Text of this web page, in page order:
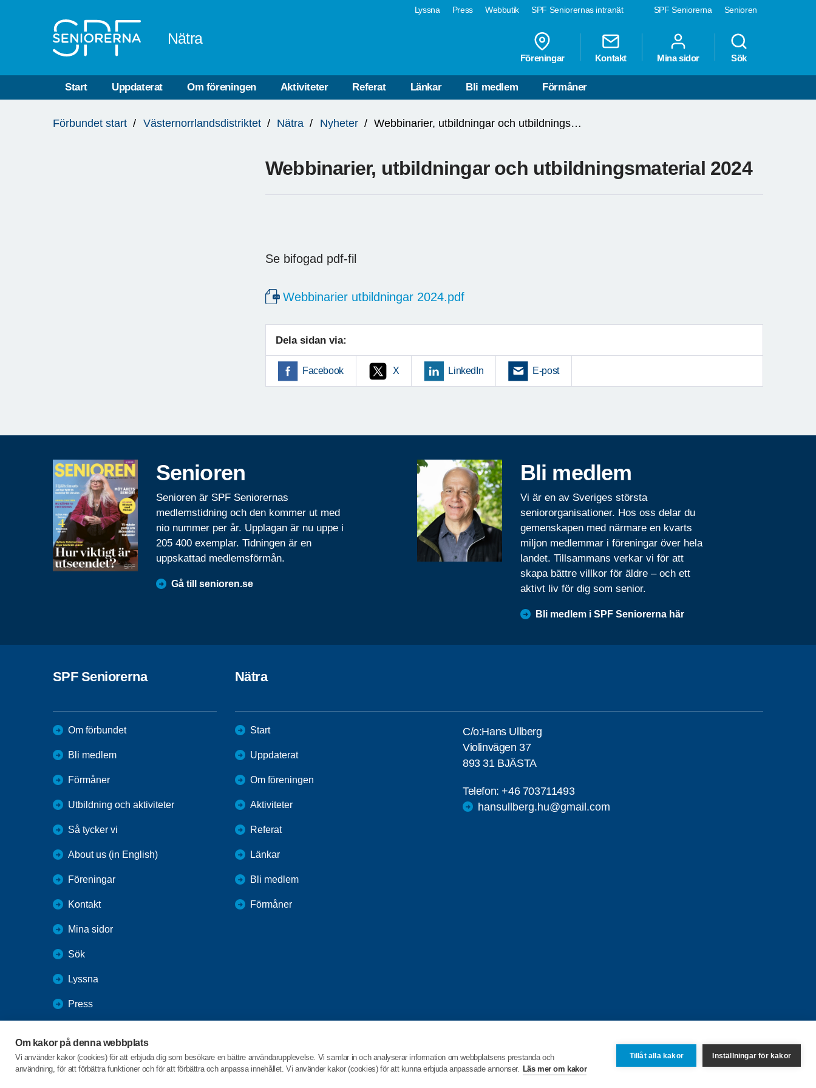
Om kakor på denna webbplats
Vi använder kakor (cookies) för att erbjuda dig som besökare en bättre användarupplevelse. Vi samlar in och analyserar information om webbplatsens prestanda och
användning, för att förbättra funktioner och för att förbättra och anpassa innehållet. Vi använder kakor (cookies) för att kunna erbjuda anpassade annonser. Läs mer om kakor
Tillåt alla kakor Inställningar för kakor
SPF Seniorerna Senioren
Lyssna Press Webbutik SPF Seniorernas intranät
Nätra
Föreningar Kontakt Mina sidor Sök
Start Uppdaterat Om föreningen Aktiviteter Referat Länkar Bli medlem Förmåner
är
Förbundet start Västernorrlandsdistriktet Nätra Nyheter Webbinarier, utbildningar och utbildningsmaterial 2024
Webbinarier, utbildningar och utbildningsmaterial 2024
Se bifogad pdf-fil
Webbinarier utbildningar 2024.pdf
Dela sidan via:
Facebook X LinkedIn E-post
Senioren
Senioren är SPF Seniorernas
medlemstidning och den kommer ut med
nio nummer per år. Upplagan är nu uppe i
205 400 exemplar. Tidningen är en
uppskattad medlemsförmån.
Gå till senioren.se
Bli medlem
Vi är en av Sveriges största
seniororganisationer. Hos oss delar du
gemenskapen med närmare en kvarts
miljon medlemmar i föreningar över hela
landet. Tillsammans verkar vi för att
skapa bättre villkor för äldre – och ett
aktivt liv för dig som senior.
Bli medlem i SPF Seniorerna här
SPF Seniorerna
Om förbundet
Bli medlem
Förmåner
Utbildning och aktiviteter
Så tycker vi
About us (in English)
Föreningar
Kontakt
Mina sidor
Sök
Lyssna
Press
SPF Seniorernas intranät
Nätra
Start
Uppdaterat
Om föreningen
Aktiviteter
Referat
Länkar
Bli medlem
Förmåner
C/o:Hans Ullberg
Violinvägen 37
893 31 BJÄSTA
Telefon:+46 703711493
hansullberg.hu@gmail.com